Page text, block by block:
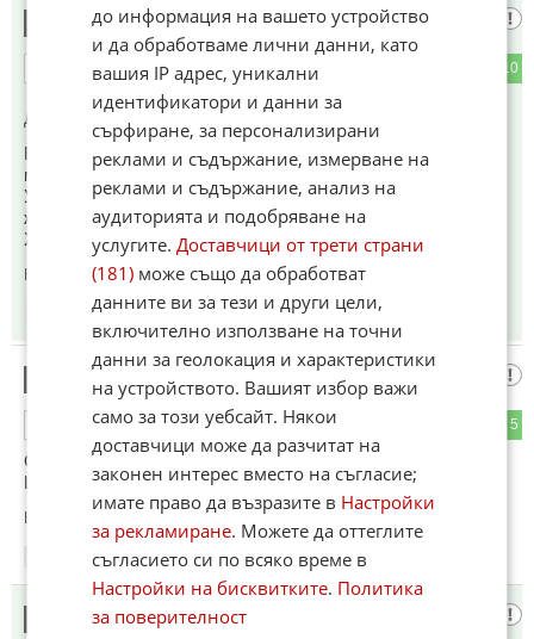
Хахаха
10
ОТГОВОР
До коментар от "Орбан в затвора":
Петер Мадяр е назначил дъщерята на Орбан за външен
министър на Унгария и е предложил Орбан на мястото на
Урсула. Затова Орбан "загуби" изборите. А каква
жълтопаветна еуфория беше въвФакти!
Хахахаха хахахаха хахахаха 😜🤣❗
Коментиран от #7,#12
03.06.2026
Унгарците
5
ОТГОВОР
Са Мъдри !!!
Ще си върнат закарпатието без война !!!
Коментиран от
03.06.2026
Хи хи хи
до информация на вашето устройство
и да обработваме лични данни, като
вашия IP адрес, уникални
идентификатори и данни за
сърфиране, за персонализирани
реклами и съдържание, измерване на
реклами и съдържание, анализ на
аудиторията и подобряване на
услугите.Доставчици от трети страни
(181) може също да обработват
данните ви за тези и други цели,
включително използване на точни
данни за геолокация и характеристики
на устройството. Вашият избор важи
само за този уебсайт. Някои
доставчици може да разчитат на
законен интерес вместо на съгласие;
имате право да възразите в Настройки
за рекламиране. Можете да оттеглите
съгласието си по всяко време в
Настройки на бисквитките. Политика
за поверителност